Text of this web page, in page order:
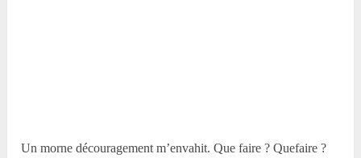
Un morne découragement m’envahit. Que faire ? Quefaire ?